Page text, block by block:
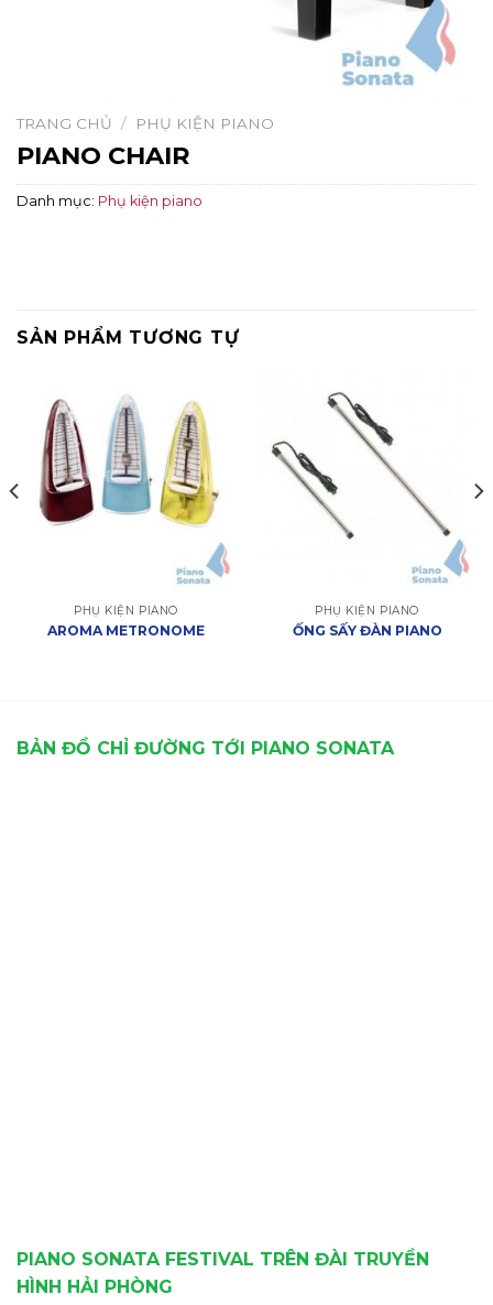
TRANG CHỦ / PHỤ KIỆN PIANO
PIANO CHAIR
Danh mục: Phụ kiện piano
SẢN PHẨM TƯƠNG TỰ
PHỤ KIỆN PIANO
AROMA METRONOME
PHỤ KIỆN PIANO
ỐNG SẤY ĐÀN PIANO
BẢN ĐỒ CHỈ ĐƯỜNG TỚI PIANO SONATA
PIANO SONATA FESTIVAL TRÊN ĐÀI TRUYỀN
HÌNH HẢI PHÒNG